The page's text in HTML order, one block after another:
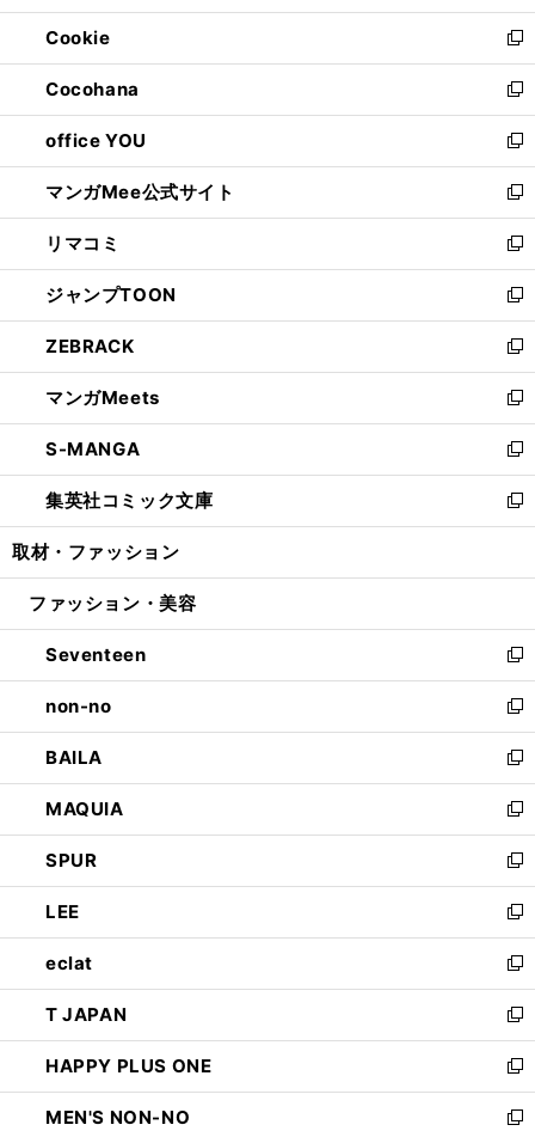
開
く
ウ
で
開
く
ン
ド
ウ
で
開
く
ウ
ィ
ン
ド
ウ
で
開
く
Cookie
新
し
い
ウ
ィ
ン
ド
ウ
で
開
く
Cocohana
新
し
い
ウ
ィ
ン
ド
ウ
で
開
く
office YOU
新
し
い
ウ
ィ
ン
ド
ウ
で
開
く
マンガMee公式サイト
新
し
い
ウ
ィ
ン
ド
ウ
で
開
く
リマコミ
新
し
い
ウ
ィ
ン
ド
ウ
で
開
く
ジャンプTOON
新
し
い
ウ
ィ
ン
ド
ウ
で
開
ZEBRACK
新
し
い
ウ
ィ
ン
ド
ウ
開
マンガMeets
新
し
い
ウ
ィ
ン
ウ
開
く
S-MANGA
新
し
い
ウ
ン
ウ
で
開
く
集英社コミック文庫
新
し
ウ
ン
ド
ウ
で
開
く
取材・ファッション
ファッション・美容
Seventeen
新
し
い
ウ
ィ
ン
ド
ウ
で
開
く
non-no
新
し
い
ウ
ィ
ン
ド
ウ
で
開
く
BAILA
新
し
い
ウ
ィ
ン
ド
ウ
で
開
く
MAQUIA
新
し
い
ウ
ィ
ン
ド
ウ
で
開
く
SPUR
新
し
い
ウ
ィ
ン
ド
ウ
で
開
く
LEE
新
し
い
ウ
ィ
ン
ド
ウ
で
eclat
新
し
い
ウ
ィ
ン
ド
T JAPAN
新
し
い
ウ
ィ
HAPPY PLUS ONE
新
し
い
MEN'S NON-NO 新